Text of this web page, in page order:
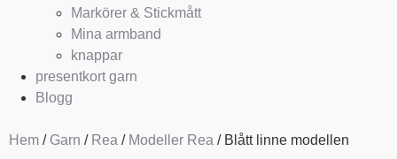
Markörer & Stickmått
Mina armband
knappar
presentkort garn
Blogg
Hem / Garn / Rea / Modeller Rea / Blått linne modellen